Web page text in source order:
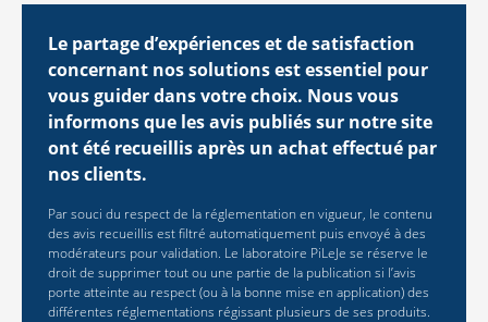
Le partage d’expériences et de satisfaction
concernant nos solutions est essentiel pour
vous guider dans votre choix. Nous vous
informons que les avis publiés sur notre site
ont été recueillis après un achat effectué par
nos clients.
Par souci du respect de la réglementation en vigueur, le contenu
des avis recueillis est filtré automatiquement puis envoyé à des
modérateurs pour validation. Le laboratoire PiLeJe se réserve le
droit de supprimer tout ou une partie de la publication si l’avis
porte atteinte au respect (ou à la bonne mise en application) des
différentes réglementations régissant plusieurs de ses produits.